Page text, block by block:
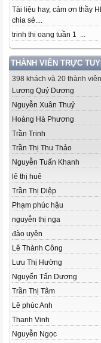
Tài liệu hay, cảm ơn thầy
chia sẻ....
trinh thi oang tuần 1 ...
THÀNH VIÊN TRỰC
398 khách và 20 thành viên
Lương Quý Dương
Nguyễn Xuân Thuỷ
Hoàng Hà Phương
Trần Trinh
Trần Thị Thu Thảo
Nguyễn Tuấn Khanh
lê thị huê
Trần Thị Diệp
Phạm phúc hậu
nguyễn thị nga
đào uyên
Lê Thành Công
Lưu Thị Hường
Nguyển Tấn Dương
Trần Thị Tâm
Lê phúc Anh
Thanh Vinh
Nguyễn Ngọc